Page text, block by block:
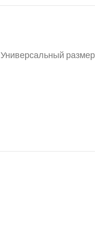
Универсальный размер